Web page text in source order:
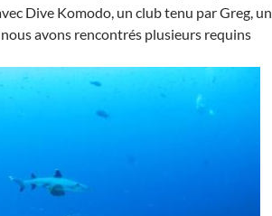
Dive Komodo, un club tenu par Greg, un
avons rencontrés plusieurs requins